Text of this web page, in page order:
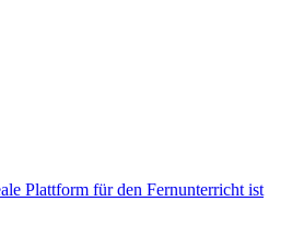
Plattform für den Fernunterricht ist